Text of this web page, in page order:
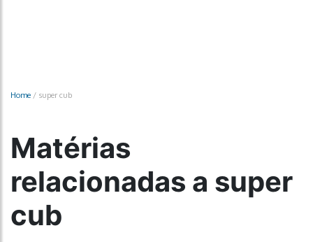
Home / super cub
Matérias
relacionadas a super
cub